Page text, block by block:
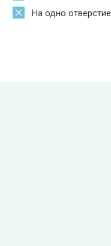
На одно отверстие